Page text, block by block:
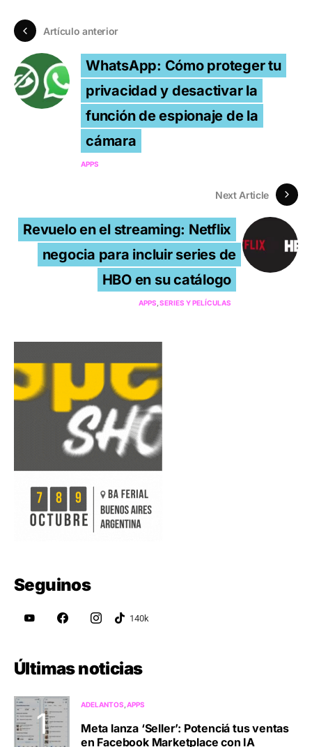
Artículo anterior
WhatsApp: Cómo proteger tu
privacidad y desactivar la
función de espionaje de la
cámara
APPS
Next Article
Revuelo en el streaming: Netflix
negocia para incluir series de
HBO en su catálogo
APPS SERIES Y PELÍCULAS
Seguinos
Últimas noticias
ADELANTOS APPS
Meta lanza ‘Seller’: Potenciá tus ventas
en Facebook Marketplace con IA